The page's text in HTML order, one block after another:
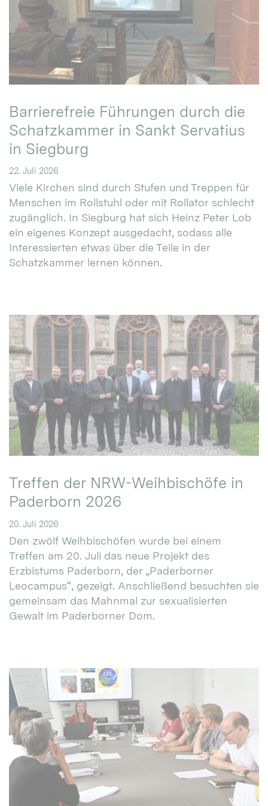
Barrierefreie Führungen durch die
Schatzkammer in Sankt Servatius
in Siegburg
22. Juli 2026
Viele Kirchen sind durch Stufen und Treppen für
Menschen im Rollstuhl oder mit Rollator schlecht
zugänglich. In Siegburg hat sich Heinz Peter Lob
ein eigenes Konzept ausgedacht, sodass alle
Interessierten etwas über die Teile in der
Schatzkammer lernen können.
Treffen der NRW-Weihbischöfe in
Paderborn 2026
20. Juli 2026
Den zwölf Weihbischöfen wurde bei einem
Treffen am 20. Juli das neue Projekt des
Erzbistums Paderborn, der „Paderborner
Leocampus“, gezeigt. Anschließend besuchten sie
gemeinsam das Mahnmal zur sexualisierten
Gewalt im Paderborner Dom.